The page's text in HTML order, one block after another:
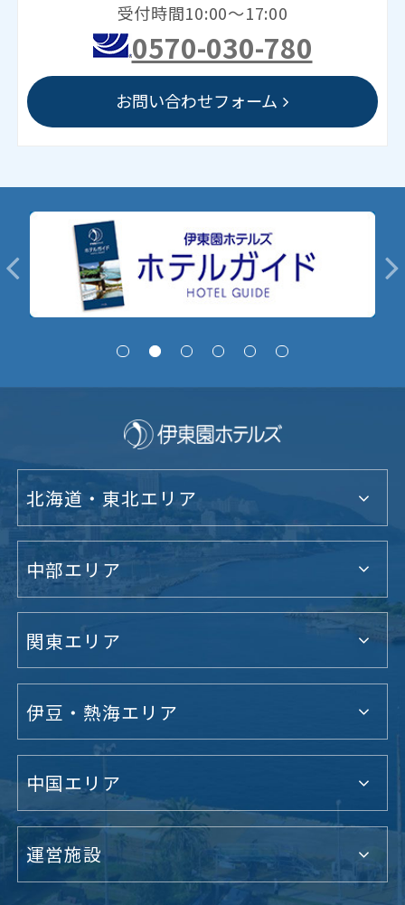
受付時間10:00～17:00
0570-030-780
お問い合わせフォーム
北海道・東北エリア
中部エリア
関東エリア
伊豆・熱海エリア
中国エリア
運営施設